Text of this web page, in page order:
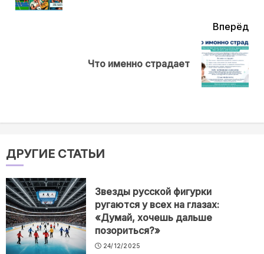
Вперёд
Что именно страдает
ДРУГИЕ СТАТЬИ
Звезды русской фигурки
ругаются у всех на глазах:
«Думай, хочешь дальше
позориться?»
24/12/2025